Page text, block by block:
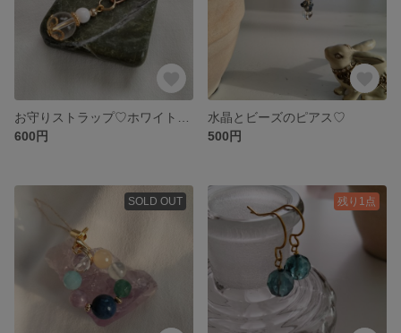
600円
水晶とビーズのピアス♡
500円
SOLD OUT 残り1点